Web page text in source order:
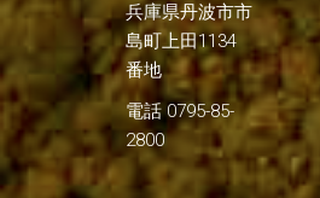
兵庫県丹波市市
島町上田1134
番地
電話 0795-85-
2800